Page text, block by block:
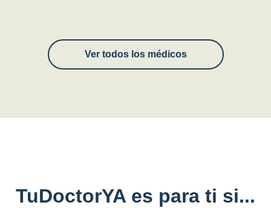
Ver todos los médicos
TuDoctorYA es para ti si...